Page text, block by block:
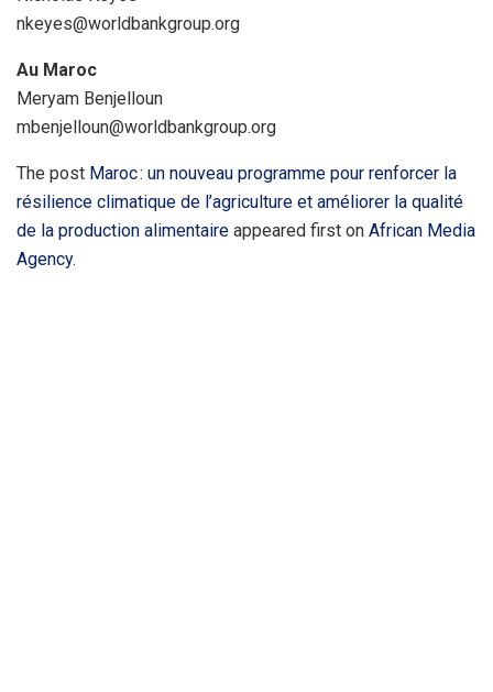
nkeyes@worldbankgroup.org
Au Maroc
Meryam Benjelloun
mbenjelloun@worldbankgroup.org
The post Maroc : un nouveau programme pour renforcer la
résilience climatique de l’agriculture et améliorer la qualité
de la production alimentaire appeared first on African Media
Agency.